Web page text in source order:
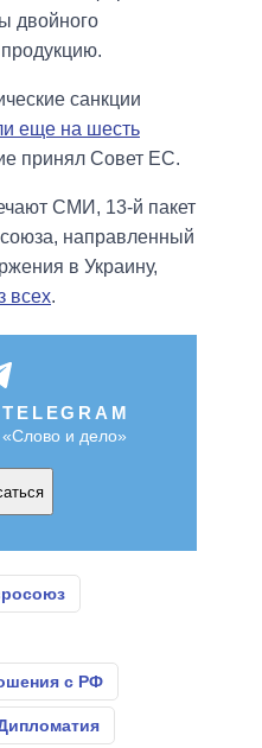
двойного
санкции
еще на шесть
принял Совет ЕС.
СМИ, 13-й пакет
направленный
в Украину,
всех.
и дело»
с РФ